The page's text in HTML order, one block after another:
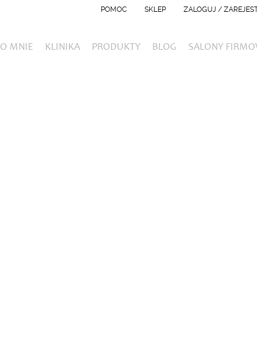
ZALOGUJ /
SKLEP
POMOC
O MNIE KLINIKA PRODUKTY BLOG SALONY